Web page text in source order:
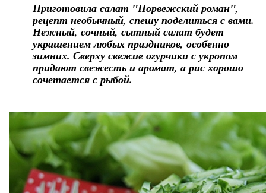
Приготовила салат "Норвежский роман",
рецепт необычный, спешу поделиться с вами.
Нежный, сочный, сытный салат будет
украшением любых праздников, особенно
зимних. Сверху свежие огурчики с укропом
придают свежесть и аромат, а рис хорошо
сочетается с рыбой.